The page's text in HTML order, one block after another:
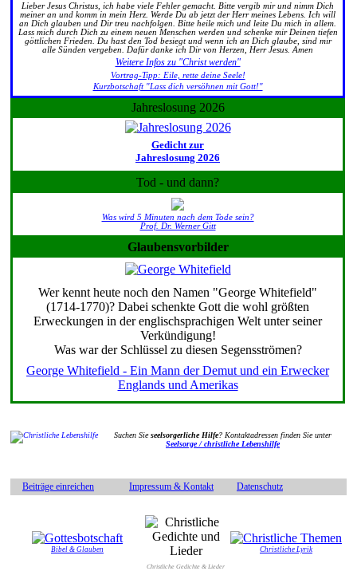
Lieber Jesus Christus, ich habe viele Fehler gemacht. Bitte vergib mir und nimm Dich
meiner an und komm in mein Herz. Werde Du ab jetzt der Herr meines Lebens. Ich will
an Dich glauben und Dir treu nachfolgen. Bitte heile mich und leite Du mich in allem.
Lass mich durch Dich zu einem neuen Menschen werden und schenke mir Deinen tiefen
göttlichen Frieden. Du hast den Tod besiegt und wenn ich an Dich glaube, sind mir
alle Sünden vergeben. Dafür danke ich Dir von Herzen, Herr Jesus. Amen
Weitere Infos zu "Christ werden"
Vortrag-Tipp: Eile, rette deine Seele!
Kurzbotschaft "Lass dich versöhnen mit Gott!"
Jahreslosung 2026
Gedicht zur
Jahreslosung 2026
Tod - und dann?
Was wird 5 Minuten nach dem Tode sein?
Prof. Dr. Werner Gitt
Glaubensvorbilder
Wer kennt heute noch den Namen "George Whitefield"
(1714-1770)? Dabei schenkte Gott die wohl größten
Erweckungen in der englischsprachigen Welt unter seiner
Verkündigung!
Was war der Schlüssel zu diesen Segensströmen?
George Whitefield - Ein Mann der Demut und ein Erwecker
Englands und Amerikas
Suchen Sieseelsorgerliche Hilfe? Kontaktadressen finden Sie unter
Seelsorge / christliche Lebenshilfe
Beiträge einreichen Impressum & Kontakt Datenschutz
Bibel & Glauben
Christliche Gedichte & Lieder
Christliche Lyrik